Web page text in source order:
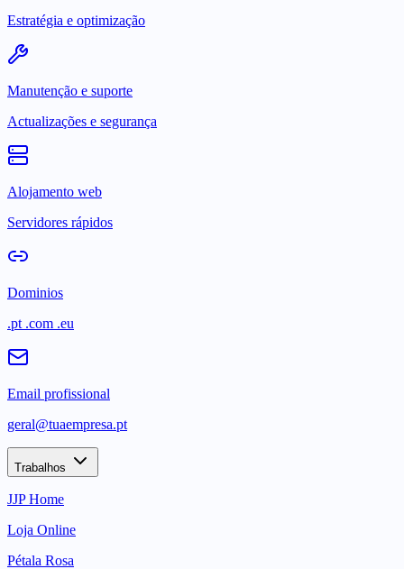
Estratégia e optimização
Manutenção e suporte
Actualizações e segurança
Alojamento web
Servidores rápidos
Dominios
.pt .com .eu
Email profissional
geral@tuaempresa.pt
Trabalhos
JJP Home
Loja Online
Pétala Rosa